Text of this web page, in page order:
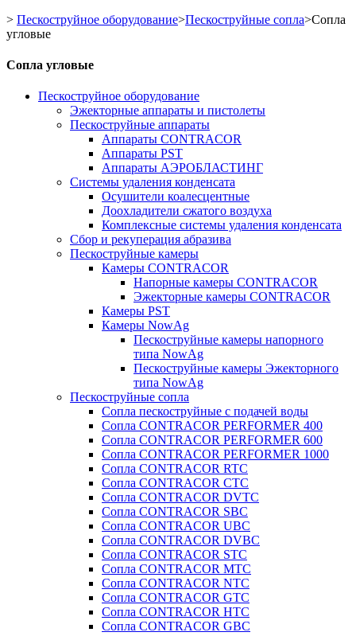
> Пескоструйное оборудование>Пескоструйные сопла>Сопла
угловые
Сопла угловые
Пескоструйное оборудование
Эжекторные аппараты и пистолеты
Пескоструйные аппараты
Аппараты CONTRACOR
Аппараты PST
Аппараты АЭРОБЛАСТИНГ
Системы удаления конденсата
Осушители коалесцентные
Доохладители сжатого воздуха
Комплексные системы удаления конденсата
Сбор и рекуперация абразива
Пескоструйные камеры
Камеры CONTRACOR
Напорные камеры CONTRACOR
Эжекторные камеры CONTRACOR
Камеры PST
Камеры NowAg
Пескоструйные камеры напорного
типа NowAg
Пескоструйные камеры Эжекторного
типа NowAg
Пескоструйные сопла
Сопла пескоструйные с подачей воды
Сопла CONTRACOR PERFORMER 400
Сопла CONTRACOR PERFORMER 600
Сопла CONTRACOR PERFORMER 1000
Сопла CONTRACOR RTC
Сопла CONTRACOR CTC
Сопла CONTRACOR DVTC
Сопла CONTRACOR SBC
Сопла CONTRACOR UBC
Сопла CONTRACOR DVBC
Сопла CONTRACOR STC
Сопла CONTRACOR MTC
Сопла CONTRACOR NTC
Сопла CONTRACOR GTC
Сопла CONTRACOR HTC
Сопла CONTRACOR GBC